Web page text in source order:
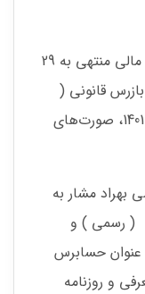
در ادامه پس از ارائه گزارش عملکرد سال مالی منتهی به 29
بازرس قانونی (
موسسه حسابرسی بهراد مشار ) در سال 1401، صورت‌های
مشار به
( رسمی ) و
حسابرس
و روزنامه